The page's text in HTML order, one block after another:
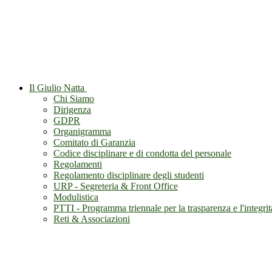
Il Giulio Natta
Chi Siamo
Dirigenza
GDPR
Organigramma
Comitato di Garanzia
Codice disciplinare e di condotta del personale
Regolamenti
Regolamento disciplinare degli studenti
URP - Segreteria & Front Office
Modulistica
PTTI - Programma triennale per la trasparenza e
Reti & Associazioni